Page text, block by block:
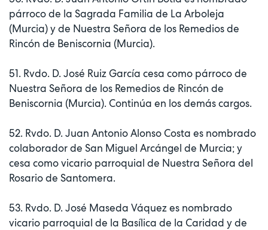
párroco de la Sagrada Familia de La Arboleja
(Murcia) y de Nuestra Señora de los Remedios de
Rincón de Beniscornia (Murcia).
51. Rvdo. D. José Ruiz García cesa como párroco de
Nuestra Señora de los Remedios de Rincón de
Beniscornia (Murcia). Continúa en los demás cargos.
52. Rvdo. D. Juan Antonio Alonso Costa es nombrado
colaborador de San Miguel Arcángel de Murcia; y
cesa como vicario parroquial de Nuestra Señora del
Rosario de Santomera.
53. Rvdo. D. José Maseda Váquez es nombrado
vicario parroquial de la Basílica de la Caridad y de